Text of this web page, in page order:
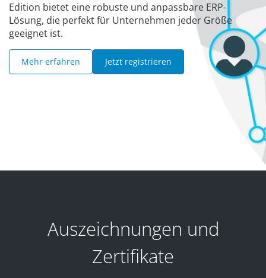
Edition bietet eine robuste und anpassbare ERP-
Lösung, die perfekt für Unternehmen jeder Größe
geeignet ist.
Mehr erfahren Jetzt registrieren
Auszeichnungen und
Zertifikate